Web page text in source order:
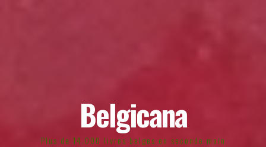
Belgicana
Plus de 14.000 livres belges en seconde main